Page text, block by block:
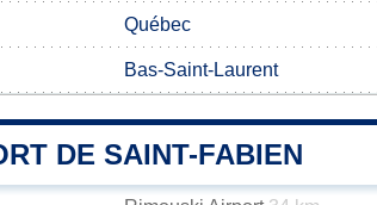
Québec
Bas-Saint-Laurent
DE SAINT-FABIEN